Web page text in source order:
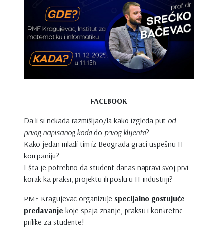
FACEBOOK
Da li si nekada razmišljao/la kako izgleda put od
prvog napisanog koda do prvog klijenta?
Kako jedan mladi tim iz Beograda gradi uspešnu IT
kompaniju?
I šta je potrebno da student danas napravi svoj prvi
korak ka praksi, projektu ili poslu u IT industriji?
PMF Kragujevac organizuje specijalno gostujuće
predavanje koje spaja znanje, praksu i konkretne
prilike za studente!